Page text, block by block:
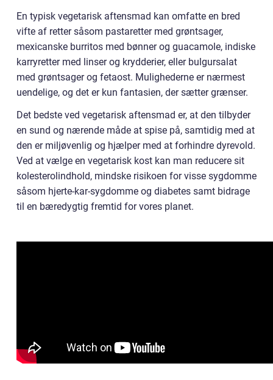
En typisk vegetarisk aftensmad kan omfatte en bred
vifte af retter såsom pastaretter med grøntsager,
mexicanske burritos med bønner og guacamole, indiske
karryretter med linser og krydderier, eller bulgursalat
med grøntsager og fetaost. Mulighederne er nærmest
uendelige, og det er kun fantasien, der sætter grænser.
Det bedste ved vegetarisk aftensmad er, at den tilbyder
en sund og nærende måde at spise på, samtidig med at
den er miljøvenlig og hjælper med at forhindre dyrevold.
Ved at vælge en vegetarisk kost kan man reducere sit
kolesterolindhold, mindske risikoen for visse sygdomme
såsom hjerte-kar-sygdomme og diabetes samt bidrage
til en bæredygtig fremtid for vores planet.